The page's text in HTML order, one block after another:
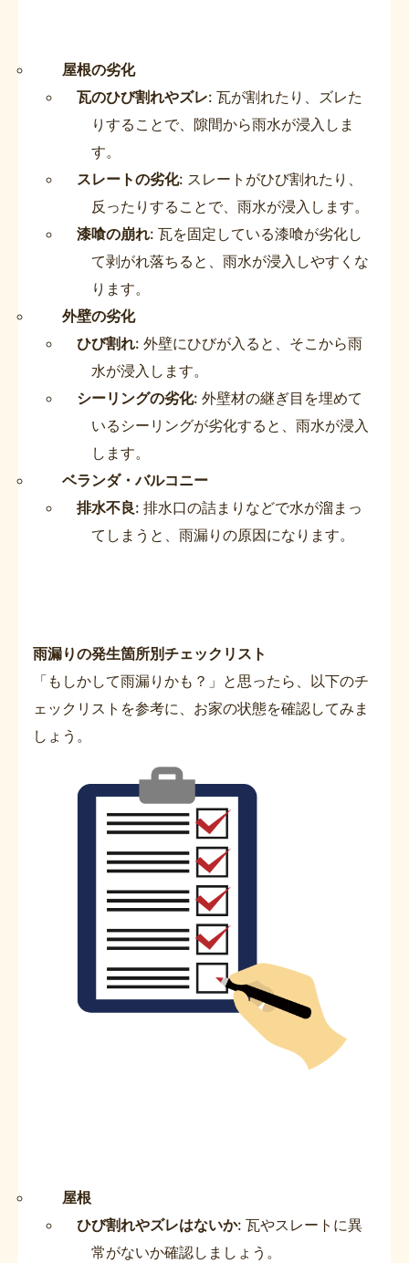
屋根の劣化
瓦のひび割れやズレ: 瓦が割れたり、ズレた
りすることで、隙間から雨水が浸入しま
す。
スレートの劣化: スレートがひび割れたり、
反ったりすることで、雨水が浸入します。
漆喰の崩れ: 瓦を固定している漆喰が劣化し
て剥がれ落ちると、雨水が浸入しやすくな
ります。
外壁の劣化
ひび割れ: 外壁にひびが入ると、そこから雨
水が浸入します。
シーリングの劣化: 外壁材の継ぎ目を埋めて
いるシーリングが劣化すると、雨水が浸入
します。
ベランダ・バルコニー
排水不良: 排水口の詰まりなどで水が溜まっ
てしまうと、雨漏りの原因になります。
雨漏りの発生箇所別チェックリスト
「もしかして雨漏りかも？」と思ったら、以下のチ
ェックリストを参考に、お家の状態を確認してみま
しょう。
屋根
ひび割れやズレはないか: 瓦やスレートに異
常がないか確認しましょう。